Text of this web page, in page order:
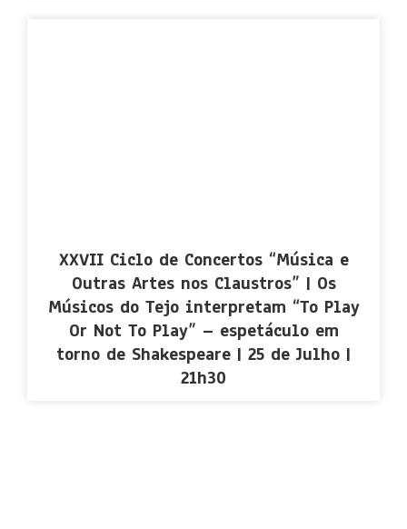
XXVII Ciclo de Concertos “Música e
Outras Artes nos Claustros” | Os
Músicos do Tejo interpretam “To Play
Or Not To Play” – espetáculo em
torno de Shakespeare | 25 de Julho |
21h30